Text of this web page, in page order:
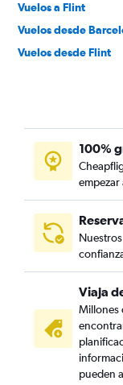
Vuelos a Flint
Vuelos desde
Vuelos desde Flint
100%
empezar
Viaja
Millones
pueden